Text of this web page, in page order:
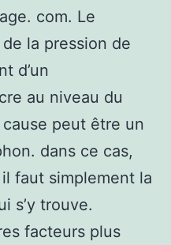
com. Le
la pression de
d’un
au niveau du
peut être un
dans ce cas,
faut simplement la
s’y trouve.
facteurs plus